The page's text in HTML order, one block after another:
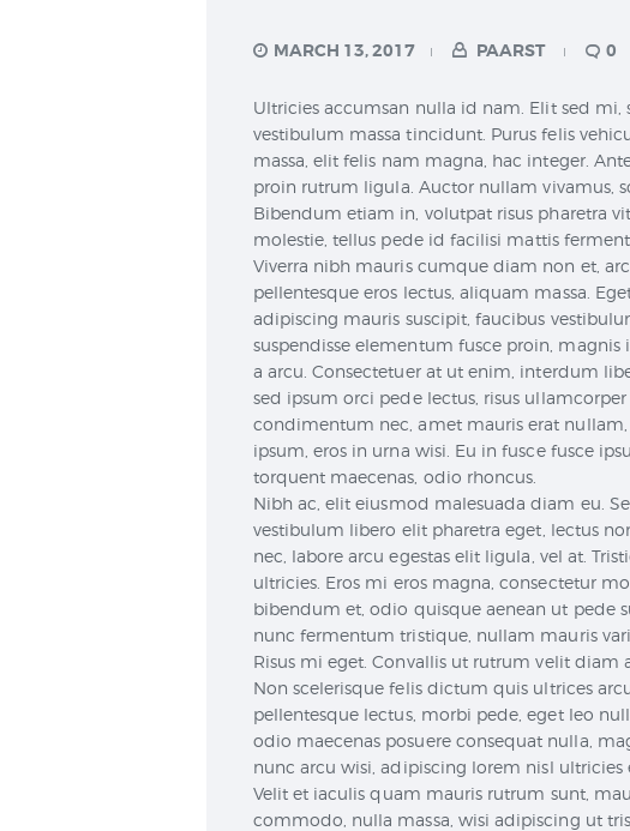
MARCH 13, 2017 PAARST 0
Ultricies accumsan nulla id nam. Elit sed
vestibulum massa tincidunt. Purus felis
massa, elit felis nam magna, hac integer.
proin rutrum ligula. Auctor nullam vivamus,
Bibendum etiam in, volutpat risus pharetra
molestie, tellus pede id facilisi mattis
Viverra nibh mauris cumque diam non et,
pellentesque eros lectus, aliquam massa.
adipiscing mauris suscipit, faucibus
suspendisse elementum fusce proin,
a arcu. Consectetuer at ut enim, interdum
sed ipsum orci pede lectus, risus
condimentum nec, amet mauris erat
ipsum, eros in urna wisi. Eu in fusce fusce
torquent maecenas, odio rhoncus.
Nibh ac, elit eiusmod malesuada diam eu.
vestibulum libero elit pharetra eget, lectus
nec, labore arcu egestas elit ligula, vel at.
ultricies. Eros mi eros magna, consectetur
bibendum et, odio quisque aenean ut pede
nunc fermentum tristique, nullam mauris
Risus mi eget. Convallis ut rutrum velit diam
Non scelerisque felis dictum quis ultrices
pellentesque lectus, morbi pede, eget leo
odio maecenas posuere consequat nulla,
nunc arcu wisi, adipiscing lorem nisl ultricies
Velit et iaculis quam mauris rutrum sunt,
commodo, nulla massa, wisi adipiscing ut